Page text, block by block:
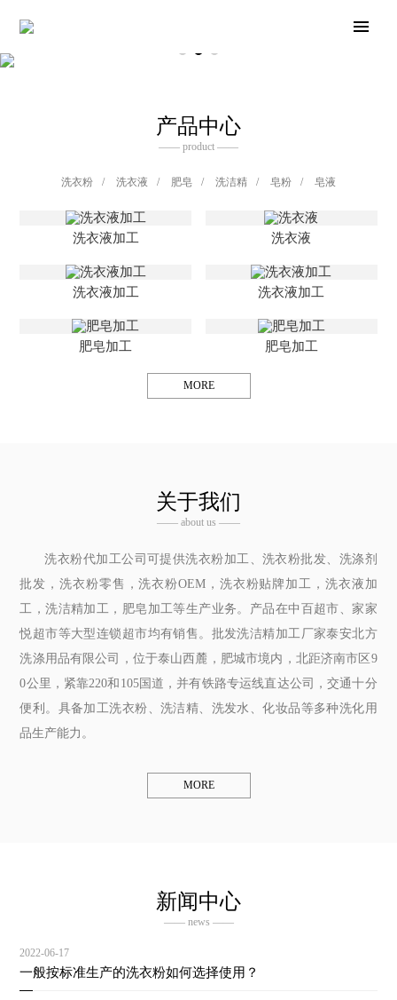
产品中心
—— product ——
洗衣粉 / 洗衣液 / 肥皂 / 洗洁精 / 皂粉 / 皂液
洗衣液加工 洗衣液
洗衣液加工 洗衣液加工
肥皂加工 肥皂加工
MORE
关于我们
—— about us ——
洗衣粉代加工公司可提供洗衣粉加工、洗衣粉批发、洗涤剂
批发，洗衣粉零售，洗衣粉OEM，洗衣粉贴牌加工，洗衣液加
工，洗洁精加工，肥皂加工等生产业务。产品在中百超市、家家
悦超市等大型连锁超市均有销售。批发洗洁精加工厂家泰安北方
洗涤用品有限公司，位于泰山西麓，肥城市境内，北距济南市区9
0公里，紧靠220和105国道，并有铁路专运线直达公司，交通十分
便利。具备加工洗衣粉、洗洁精、洗发水、化妆品等多种洗化用
品生产能力。
MORE
新闻中心
—— news ——
2022-06-17
一般按标准生产的洗衣粉如何选择使用？